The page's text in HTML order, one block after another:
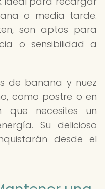
o media tarde.
son aptos para
o sensibilidad a
de banana y nuez
como postre o en
que necesites un
Su delicioso
desde el